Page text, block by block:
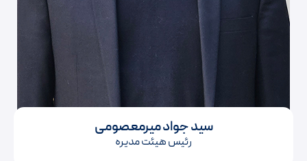
سید جواد میرمعصومی
رئیس هیئت مدیره